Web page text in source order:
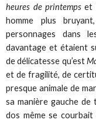
heures de printempset
homme plus
personnages dans
davantage et étaient
de délicatesse qu’est
et de fragilité, de
presque animale de
sa manière gauche
dos même se